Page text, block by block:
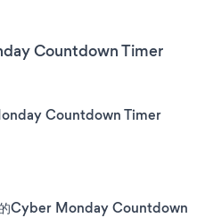
Countdown Timer
Countdown Timer
Cyber Monday Countdown